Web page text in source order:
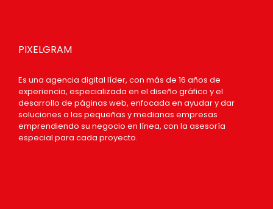
PIXELGRAM
Es una agencia digital líder, con más de 16 años de
experiencia, especializada en el diseño gráfico y el
desarrollo de páginas web, enfocada en ayudar y dar
soluciones a las pequeñas y medianas empresas
emprendiendo su negocio en línea, con la asesoría
especial para cada proyecto.